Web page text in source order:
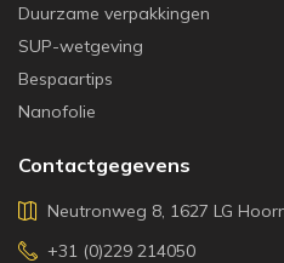
Duurzame verpakkingen
SUP-wetgeving
Bespaartips
Nanofolie
Contactgegevens
Neutronweg 8, 1627 LG
+31 (0)229 214050